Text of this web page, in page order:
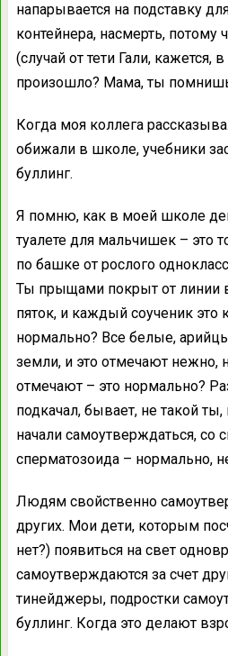
напарывается на подставку
контейнера, насмерть, потому
(случай от тети Гали, кажется,
произошло? Мама, ты
Когда моя коллега
обижали в школе, учебники
буллинг.
Я помню, как в моей школе
туалете для мальчишек – это
по башке от рослого
Ты прыщами покрыт от линии
пяток, и каждый соученик это
нормально? Все белые,
земли, и это отмечают нежно,
отмечают – это нормально?
подкачал, бывает, не такой
начали самоутверждаться, со
сперматозоида – нормально,
Людям свойственно
других. Мои дети, которым
нет?) появиться на свет
самоутверждаются за счет
тинейджеры, подростки
буллинг. Когда это делают